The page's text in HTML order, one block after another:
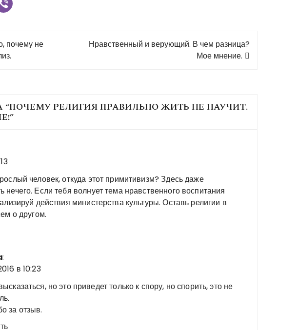
почему не
Нравственный и верующий. В чем разница?
Мое мнение.
“ПОЧЕМУ РЕЛИГИЯ ПРАВИЛЬНО ЖИТЬ НЕ НАУЧИТ.
”
человек, откуда этот примитивизм? Здесь даже
нечего. Если тебя волнует тема нравственного воспитания
действия министерства культуры. Оставь религии в
о другом.
:
в 10:23
но это приведет только к спору, но спорить, это не
за отзыв.